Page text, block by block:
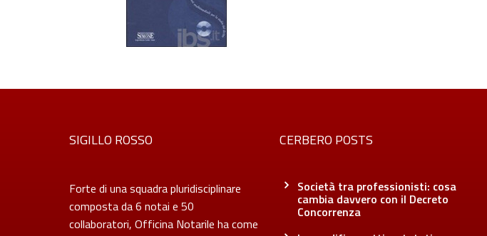
SIGILLO ROSSO
Forte di una squadra pluridisciplinare
composta da 6 notai e 50
collaboratori, Officina Notarile ha come
CERBERO POSTS
Società tra professionisti: cosa
cambia davvero con il Decreto
Concorrenza